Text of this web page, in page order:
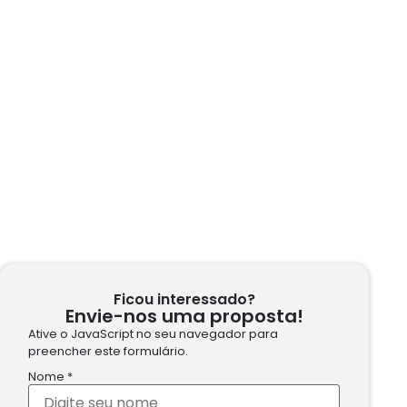
Ficou interessado?
Envie-nos uma proposta!
Ative o JavaScript no seu navegador para
preencher este formulário.
Nome *